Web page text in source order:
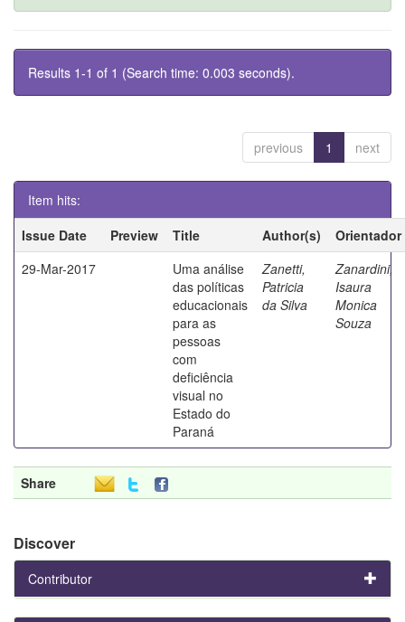
Results 1-1 of 1 (Search time: 0.003 seconds).
previous 1 next
Item hits:
Issue Date
Preview Title Author(s)
Orientador
29-Mar-2017
Uma análise
das políticas
educacionais
para as
pessoas
com
deficiência
visual no
Estado do
Paraná
Zanetti,
Patricia
da Silva
Zanardini,
Isaura
Monica
Souza
Share
Discover
Contributor